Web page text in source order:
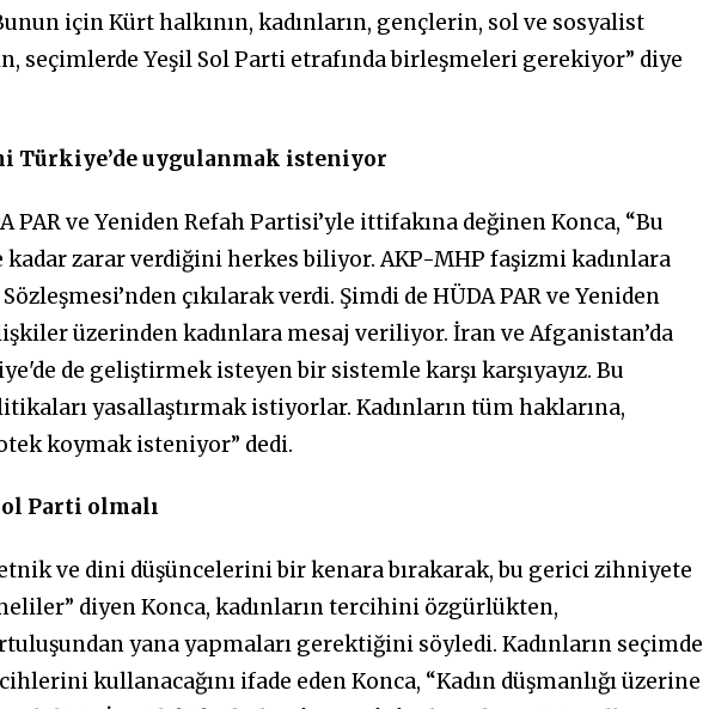
için Kürt halkının, kadınların, gençlerin, sol ve sosyalist
seçimlerde Yeşil Sol Parti etrafında birleşmeleri gerekiyor” diye
Türkiye’de uygulanmak isteniyor
PAR ve Yeniden Refah Partisi’yle ittifakına değinen Konca, “Bu
kadar zarar verdiğini herkes biliyor. AKP-MHP faşizmi kadınlara
çıkılarak verdi. Şimdi de HÜDA PAR ve Yeniden
üzerinden kadınlara mesaj veriliyor. İran ve Afganistan’da
de geliştirmek isteyen bir sistemle karşı karşıyayız. Bu
yasallaştırmak istiyorlar. Kadınların tüm haklarına,
koymak isteniyor” dedi.
Parti olmalı
ve dini düşüncelerini bir kenara bırakarak, bu gerici zihniyete
diyen Konca, kadınların tercihini özgürlükten,
yana yapmaları gerektiğini söyledi. Kadınların seçimde
kullanacağını ifade eden Konca, “Kadın düşmanlığı üzerine